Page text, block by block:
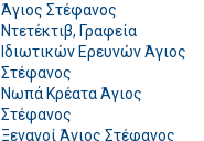
Άγιος Στέφανος
Ντετέκτιβ, Γραφεία
Ιδιωτικών Ερευνών Άγιος
Στέφανος
Νωπά Κρέατα Άγιος
Στέφανος
Ξεναγοί Άγιος Στέφανος